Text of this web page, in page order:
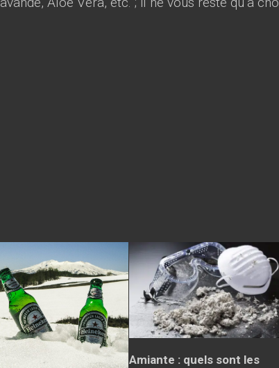
Amiante : quels sont les